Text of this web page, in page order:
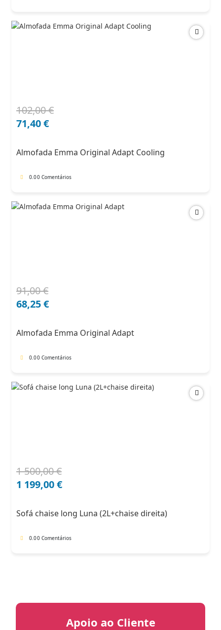
102,00€
O
preço
102,00 €.
71,40€
O
preço
71,40 €.
Almofada Emma Original Adapt Cooling
0.00 Comentários
91,00€
O
preço
91,00 €.
68,25€
O
preço
68,25 €.
Almofada Emma Original Adapt
0.00 Comentários
1 500,00€
O
preço
1
1 199,00€
O
preço
1
Sofá chaise long Luna (2L+chaise direita)
0.00 Comentários
Apoio ao Cliente